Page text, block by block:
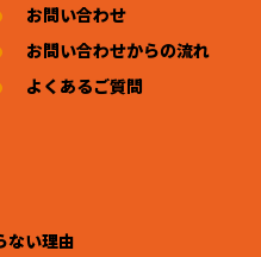
お問い合わせ
お問い合わせからの流れ
よくあるご質問
ない理由